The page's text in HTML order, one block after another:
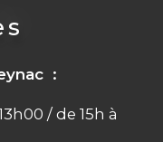
:
/ de 15h à